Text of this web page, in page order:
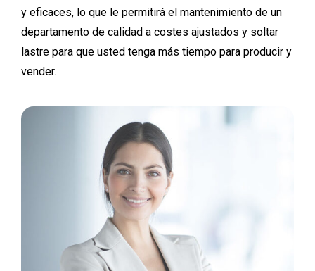
y eficaces, lo que le permitirá el mantenimiento de un
departamento de calidad a costes ajustados y soltar
lastre para que usted tenga más tiempo para producir y
vender.